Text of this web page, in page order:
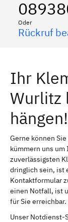
Oder
Rückruf
Ihr
Wurlitz
hängen!
Gerne können
kümmern uns
zuverlässigsten
dringlich sein, ist
Kontaktformular
einen Notfall, ist
für Sie erreichbar.
Unser Notdienst-